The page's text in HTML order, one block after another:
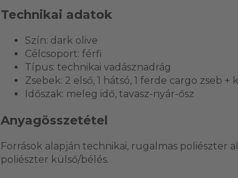
Technikai adatok
Szín: dark olive
Célcsoport: férfi
Típus: technikai vadásznadrág
Zsebek: 2 első, 1 hátsó, 1 ferde cargo zseb +
Időszak: meleg idő, tavasz-nyár-ősz
Anyagösszetétel
Források alapján technikai, rugalmas poliészter
poliészter külső/bélés.